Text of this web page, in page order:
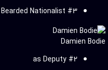
Nationalist #3
Damien Bodie
as Deputy #2